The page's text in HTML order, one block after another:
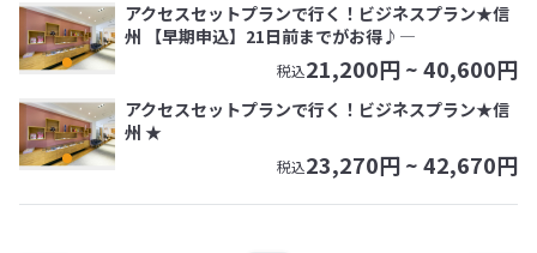
アクセスセットプランで行く！ビジネスプラン★信
州 【早期申込】21日前までがお得♪―
税込21,200円 ~40,600円
アクセスセットプランで行く！ビジネスプラン★信
州 ★
税込23,270円 ~42,670円